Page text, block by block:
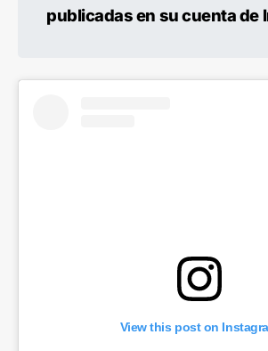
publicadas en su cuenta de
View this post on